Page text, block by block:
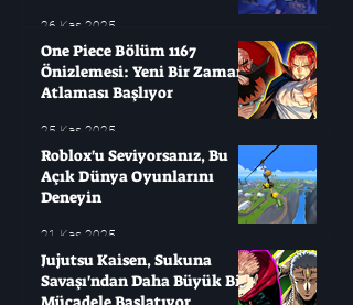
26 Kas 2025
One Piece Bölüm 1167
Önizlemesi: Yeni Bir Zaman
Atlaması Başlıyor
25 Kas 2025
Roblox'u Seviyorsanız, Bu
Açık Dünya Oyunlarını
Deneyin
21 Kas 2025
Jujutsu Kaisen, Sukuna
Savaşı'ndan Daha Büyük Bir